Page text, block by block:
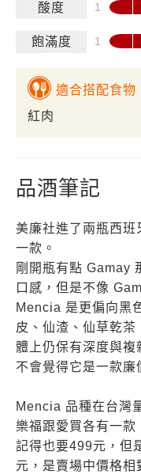
酸度
飽滿度
適合搭配食物
紅肉
品酒筆記
美廉社進了兩瓶西
一款。
剛開瓶有點 Gamay
口感，但是不像
Mencia 是更偏向黑
皮、仙渣、仙草乾
體上仍保有深度與複
不會覺得它是一款廉
Mencia 品種在台灣
樂福跟愛買各有一
記得也要499元，但
元，是賣場中價格相